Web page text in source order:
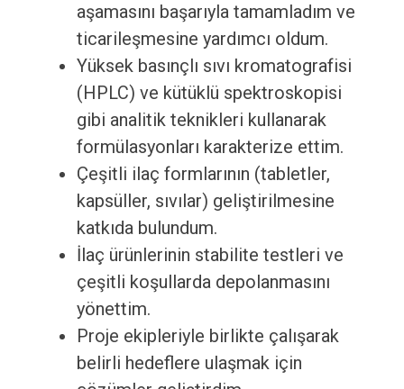
aşamasını başarıyla tamamladım ve
ticarileşmesine yardımcı oldum.
Yüksek basınçlı sıvı kromatografisi
(HPLC) ve kütüklü spektroskopisi
gibi analitik teknikleri kullanarak
formülasyonları karakterize ettim.
Çeşitli ilaç formlarının (tabletler,
kapsüller, sıvılar) geliştirilmesine
katkıda bulundum.
İlaç ürünlerinin stabilite testleri ve
çeşitli koşullarda depolanmasını
yönettim.
Proje ekipleriyle birlikte çalışarak
belirli hedeflere ulaşmak için